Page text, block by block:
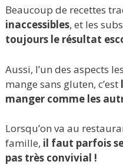
Beaucoup de recettes
inaccessibles, et les
toujours le résultat
Aussi, l’un des aspects
mange sans gluten, c’est
manger comme les
Lorsqu’on va au
famille, il faut parfois
pas très convivial !